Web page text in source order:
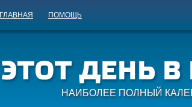
ГЛАВНАЯ ПОМОЩЬ
НАИБОЛЕЕ ПОЛНЫЙ